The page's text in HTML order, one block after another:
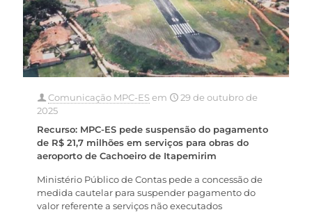
Comunicação MPC-ESem
29 de outubro de
2025
Recurso: MPC-ES pede suspensão do pagamento
de R$ 21,7 milhões em serviços para obras do
aeroporto de Cachoeiro de Itapemirim
Ministério Público de Contas pede a concessão de
medida cautelar para suspender pagamento do
valor referente a serviços não executados